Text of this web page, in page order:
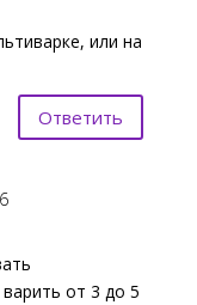
или на
Ответить
от 3 до 5